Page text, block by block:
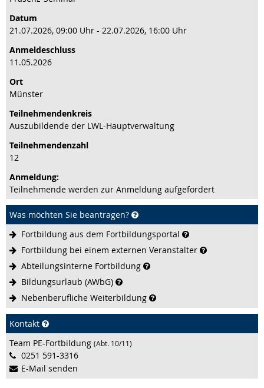
Datum
21.07.2026, 09:00 Uhr - 22.07.2026, 16:00 Uhr
Anmeldeschluss
11.05.2026
Ort
Münster
Teilnehmenden­kreis
Auszubildende der LWL-Hauptverwaltung
Teilnehmenden­zahl
12
Anmeldung:
Teilnehmende werden zur Anmeldung aufgefordert
Was möchten Sie beantragen?
Fortbildung aus dem Fortbildungsportal
Fortbildung bei einem externen Veranstalter
Abteilungsinterne Fortbildung
Bildungsurlaub (AWbG)
Nebenberufliche Weiterbildung
Kontakt
Team PE-Fortbildung (Abt. 10/11)
0251 591-3316
E-Mail senden